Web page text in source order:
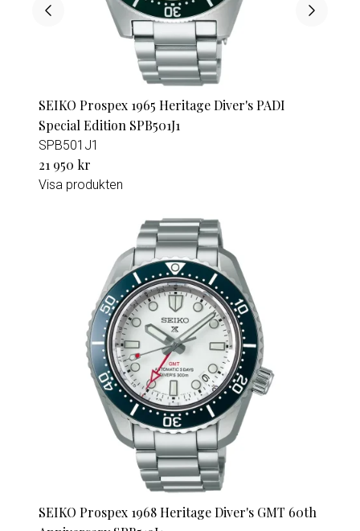
SEIKO Prospex 1965 Heritage Diver's PADI
Special Edition SPB501J1
SPB501J1
21 950 kr
Visa produkten
SEIKO Prospex 1968 Heritage Diver's GMT 60th